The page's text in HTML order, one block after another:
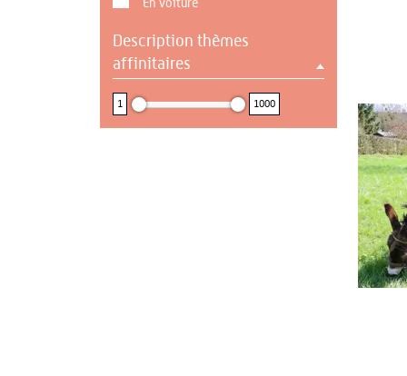
En voiture
Description thèmes
affinitaires
1 1000